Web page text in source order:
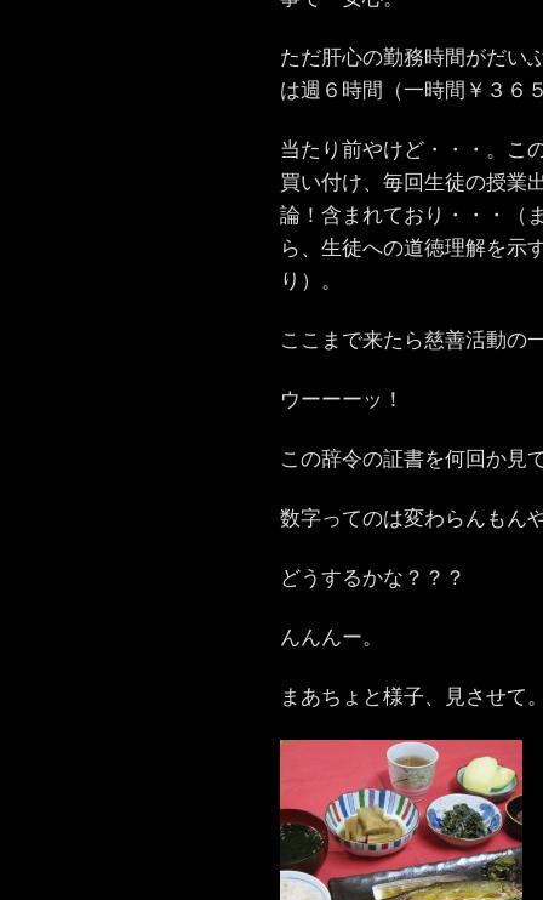
ただ肝心の勤務時間がだい
は週６時間（一時間￥３６
当たり前やけど・・・。こ
買い付け、毎回生徒の授業
論！含まれており・・・（
ら、生徒への道徳理解を示
り）。
ここまで来たら慈善活動の
ウーーーッ！
この辞令の証書を何回か見
数字ってのは変わらんもん
どうするかな？？？
んんんー。
まあちょと様子、見させて